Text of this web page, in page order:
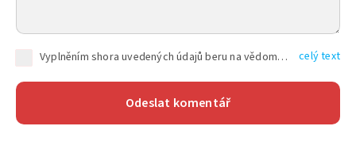
Vyplněním shora uvedených údajů beru na vědomí, že společnost TEXT FACTORY s.r.o., sídlem Brno, Durďákova 336/29, Černá Pole, PSČ: 613 00, IČ: 06157831, zapsané u Krajského soudu v Brně, oddíl C, vložka 100399, bude zpracovávat mé osobní údaje uvedené v rámci mnou vyplněného registračního formuláře na základě oprávněných zájmů TEXT FACTORY s.r.o. dle čl. 6 odst. 1 písm. f) GDPR a pro splnění právních povinností (čl. 6 odst. 1 písm. c) GDPR), a to pro tyto účely: nezbytnost zajistit oprávnění návštěvníka webových stránek provozovaných společností TEXT FACTORY s.r.o. přispívat aktivně ke zveřejněným článkům nebo v rámci diskusních fór a výkon práv TEXT FACTORY s.r.o. jako administrátora těchto diskusních fór. Více informací o zpracování osobních údajů a právech lze nalézt v celý text